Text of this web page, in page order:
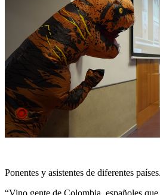
Ponentes y asistentes de diferentes países.
“Vino gente de Colombia, españoles